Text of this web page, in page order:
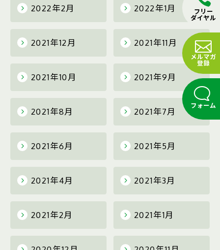
フリー
ダイヤル
メルマガ
登録
フォーム
2022年2月 2022年1月
2021年12月 2021年11月
2021年10月 2021年9月
2021年8月 2021年7月
2021年6月 2021年5月
2021年4月 2021年3月
2021年2月 2021年1月